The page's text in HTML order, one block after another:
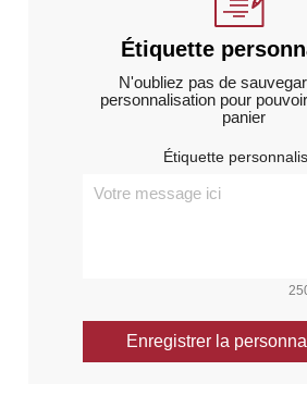
Étiquette
N'oubliez pas de
personnalisation pour
panier
Étiquette
Enregistrer la